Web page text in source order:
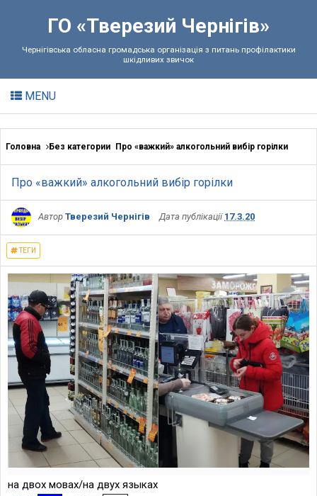
ГО «Тверезий Чернігів»
Чернігівська обласна громадська організація з питань профілактики
шкідливих звичок
MENU
Головна Без категории Про «важкий» алкогольний вибір горілки
Про «важкий» алкогольний вибір горілки
Автор Тверезий Чернігів Дата публікації17.3.20
ТЕГИ
на двох мовах/на двух языках